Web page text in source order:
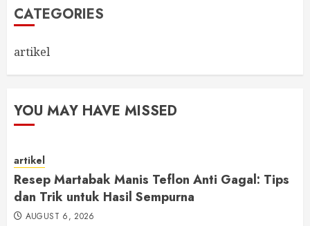
CATEGORIES
artikel
YOU MAY HAVE MISSED
artikel
Resep Martabak Manis Teflon Anti Gagal: Tips
dan Trik untuk Hasil Sempurna
AUGUST 6, 2026